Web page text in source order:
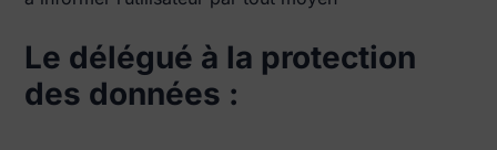
Le délégué à la protection
des données :